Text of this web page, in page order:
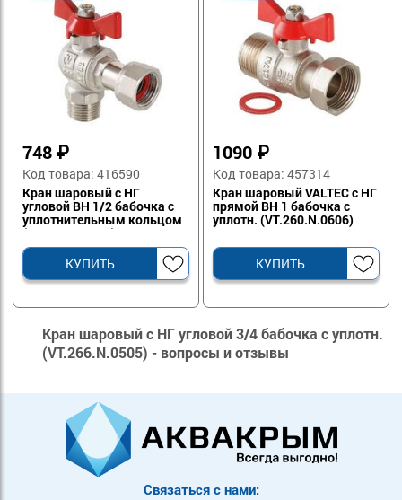
748 ₽
Код товара: 416590
Кран шаровый с НГ
угловой ВН 1/2 бабочка с
уплотнительным кольцом
(VT.267.N.0404)
КУПИТЬ
1090 ₽
Код товара: 457314
Кран шаровый VALTEC с НГ
прямой ВН 1 бабочка с
уплотн. (VT.260.N.0606)
КУПИТЬ
Кран шаровый с НГ угловой 3/4 бабочка с уплотн.
(VT.266.N.0505) - вопросы и отзывы
Связаться с нами: